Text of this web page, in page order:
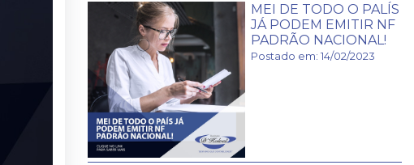
MEI DE TODO O PALÍS
JÁ PODEM EMITIR NF
PADRÃO NACIONAL!
Postado em: 14/02/2023